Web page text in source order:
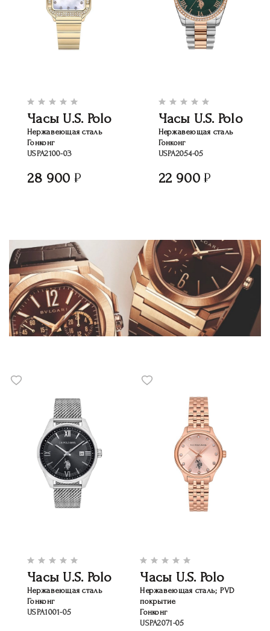
Часы U.S. Polo
Нержавеющая сталь
Гонконг
USPA2100-03
28 900
Часы U.S. Polo
Нержавеющая сталь
Гонконг
USPA2054-05
22 900
Часы U.S. Polo
Нержавеющая сталь
Гонконг
USPA1001-05
Часы U.S. Polo
Нержавеющая сталь; PVD
покрытие
Гонконг
USPA2071-05